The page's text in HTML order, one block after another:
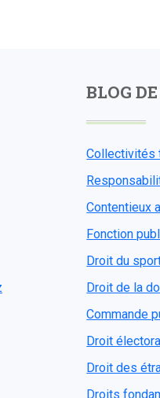
BLOG
Collectivités
Contentieux
Fonction
Droit du
Droit de la
Commande
Droit électoral
Droit des
Droits